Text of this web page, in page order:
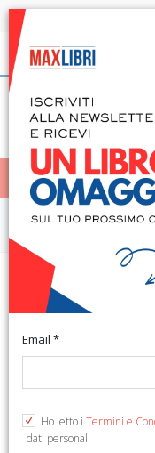
Spedizione
Italiano
< Home
MENÙ
Il Conte
Nostro Secolo
Email *
Ho letto i Termini e
dati personali